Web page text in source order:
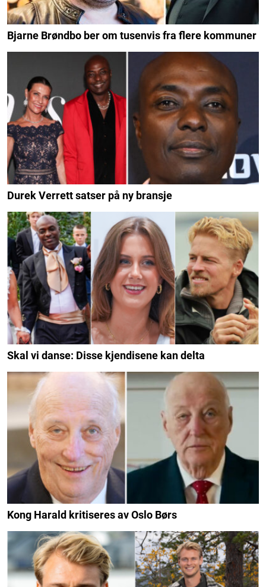
Bjarne Brøndbo ber om tusenvis fra flere kommuner
Durek Verrett satser på ny bransje
Skal vi danse: Disse kjendisene kan delta
Kong Harald kritiseres av Oslo Børs